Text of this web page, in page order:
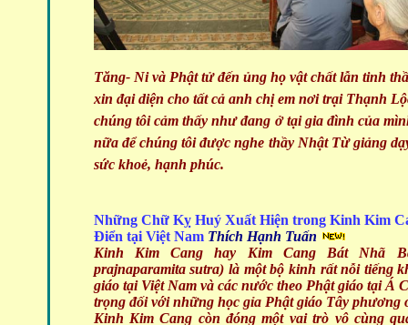
Tăng- Ni và Phật tử đến ủng họ vật chất lẫn tinh
xin đại diện cho tất cả anh chị em nơi trại Thạnh
chúng tôi cảm thấy như đang ở tại gia đình của
nữa để chúng tôi được nghe thầy Nhật Từ giảng
sức khoẻ, hạnh phúc.
Những Chữ Kỵ Huý Xuất Hiện trong Kinh Kim
Điển tại Việt Nam Thích Hạnh Tuấn
Kinh Kim Cang hay Kim Cang Bát Nhã
prajnaparamita sutra) là một bộ kinh rất nỗi tiếng
giáo tại Việt Nam và các nước theo Phật giáo tại Á
trọng đối với những học gỉa Phật giáo Tây phương
Kinh Kim Cang còn đóng một vai trò vô cùng